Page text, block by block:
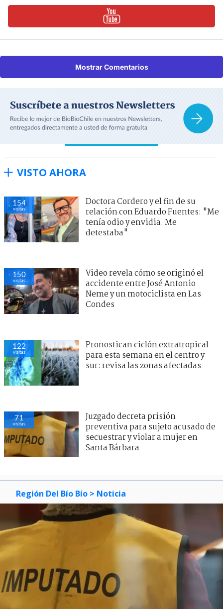
Mostrar Comentarios
VISTO AHORA
154
visitas
Doctora Cordero y el fin de su
relación con Eduardo Fuentes: "Me
tenía odio y envidia. Me
detestaba"
150
visitas
Video revela cómo se originó el
accidente entre José Antonio
Neme y un motociclista en Las
Condes
122
visitas
Pronostican ciclón extratropical
para esta semana en el centro y
sur: revisa las zonas afectadas
71
visitas
Juzgado decreta prisión
preventiva para sujeto acusado de
secuestrar y violar a mujer en
Santa Bárbara
Región Del Bío Bío > Noticia